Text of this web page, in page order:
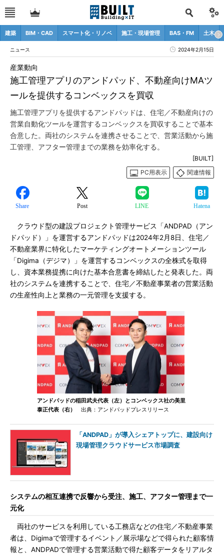
建築 BIM・CAD スマート化・リノベ 施工・現場管理 BAS・FM 土木
ニュース 2024年2月15日
施工管理アプリのアンドパッド、不動産向けMAツ
ールを提供するコンベックスを買収
産業動向
施工管理アプリを提供するアンドパッドは、住宅／不動産向けの
営業自動化ツールを運営するコンベックスを買収することで基本
合意した。両社のシステムを連携させることで、営業活動から施
工管理、アフター管理までの業務を効率化する。
[BUILT]
PC用表示
関連情報
Share Post LINE Hatena
クラウド型の建設プロジェクト管理サービス「ANDPAD（アン
ドパッド）」を運営するアンドパッドは2024年2月8日、住宅／
不動産業界に特化したマーケティングオートメーションツール
「Digima（デジマ）」を運営するコンベックスの全株式を取得
し、資本業務提携に向けた基本合意書を締結したと発表した。両
社のシステムを連携することで、住宅／不動産事業者の営業活動
の生産性向上と業務の一元管理を支援する。
アンドパッドの稲田武夫代表（左）とコンベックス社の美里
泰正代表（右）
出典：アンドパッドプレスリリース
「ANDPAD」が導入シェアトップに、建設向け
現場管理クラウドサービス市場調査
システムの相互連携で反響から受注、施工、アフター管理まで一
元化
両社のサービスを利用している工務店などの住宅／不動産事業
者は、Digimaで管理するイベント／展示場などで得られた顧客情
報と、ANDPADで管理する営業活動で得た顧客データをリアルタ